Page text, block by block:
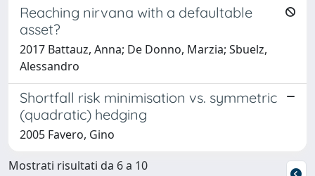
Reaching nirvana with a defaultable
asset?
2017 Battauz, Anna; De Donno, Marzia; Sbuelz,
Alessandro
Shortfall risk minimisation vs. symmetric
(quadratic) hedging
2005 Favero, Gino
Mostrati risultati da 6 a 10